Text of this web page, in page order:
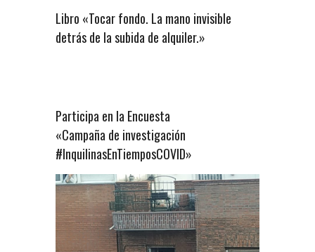
Libro «Tocar fondo. La mano invisible
detrás de la subida de alquiler.»
Participa en la Encuesta
«Campaña de investigación
#InquilinasEnTiemposCOVID»